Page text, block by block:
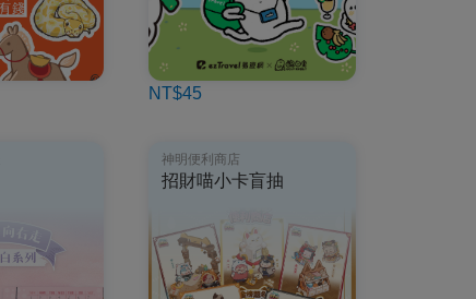
NT$45
神明便利商店
招財喵小卡盲抽